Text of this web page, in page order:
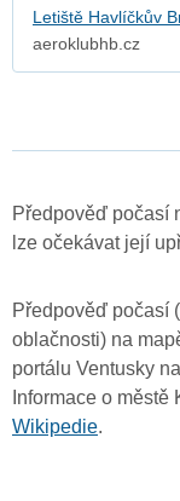
Letiště Havlíčkův
aeroklubhb.cz
Předpověď počasí
lze očekávat její
Předpověď počasí
oblačnosti) na
portálu Ventusky
Informace o
Wikipedie.